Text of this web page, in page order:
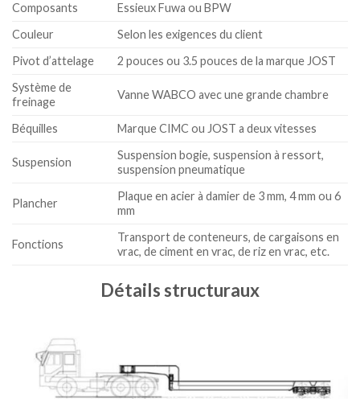
Composants
Essieux Fuwa ou BPW
Couleur
Selon les exigences du client
Pivot d’attelage
2 pouces ou 3.5 pouces de la marque JOST
Système de
freinage
Vanne WABCO avec une grande chambre
Béquilles Marque CIMC ou JOST a deux vitesses
Suspension
Suspension bogie, suspension à ressort,
suspension pneumatique
Plancher
Plaque en acier à damier de 3 mm, 4 mm ou 6
mm
Fonctions
Transport de conteneurs, de cargaisons en
vrac, de ciment en vrac, de riz en vrac, etc.
Détails structuraux